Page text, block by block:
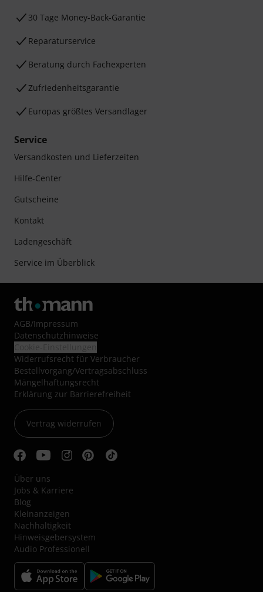
30 Tage Money-Back-Garantie
Reparaturservice
Beratung durch Fachexperten
Zufriedenheitsgarantie
Europas größtes Versandlager
Service
Versandkosten und Lieferzeiten
Hilfe-Center
Gutscheine
Kontakt
Ladengeschäft
Service im Überblick
AGB/Impressum
Datenschutzhinweise
Widerrufsrecht für Verbraucher
Bestellvorgang/Vertragsabschluss
Mängelhaftungsrecht
Erklärung zur Barrierefreiheit
Vertrag widerrufen
Über uns
Jobs & Karriere
Blog
Kleinanzeigen
Nachhaltigkeit
Hinweisgebersystem
Audio Professionell